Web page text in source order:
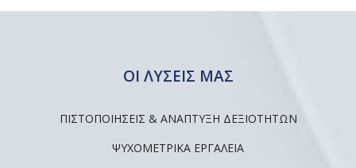
ΟΙ ΛΥΣΕΙΣ ΜΑΣ
ΠΙΣΤΟΠΟΙΗΣΕΙΣ & ΑΝΑΠΤΥΞΗ ΔΕΞΙΟΤΗΤΩΝ
ΨΥΧΟΜΕΤΡΙΚΆ ΕΡΓΑΛΕΊΑ